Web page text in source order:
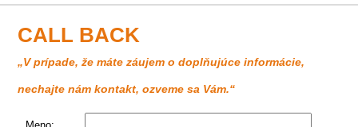
CALL BACK
„V prípade, že máte záujem o doplňujúce informácie,
nechajte nám kontakt, ozveme sa Vám.“